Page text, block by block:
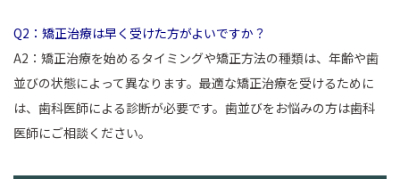
Q2：矯正治療は早く受けた方がよいですか？
A2：矯正治療を始めるタイミングや矯正方法の種類は、年齢や歯
並びの状態によって異なります。最適な矯正治療を受けるために
は、歯科医師による診断が必要です。歯並びをお悩みの方は歯科
医師にご相談ください。